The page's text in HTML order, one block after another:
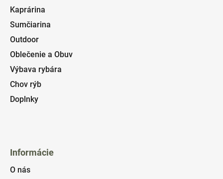
Kaprárina
Sumčiarina
Outdoor
Oblečenie a Obuv
Výbava rybára
Chov rýb
Doplnky
Informácie
O nás